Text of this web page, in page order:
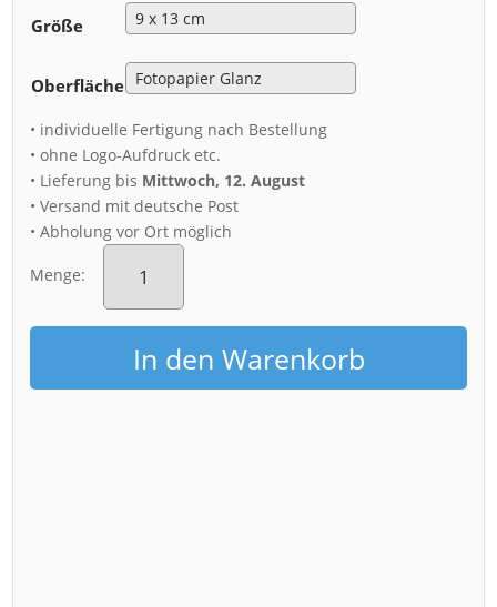
Größe
Oberfläche
• individuelle Fertigung nach Bestellung
• ohne Logo-Aufdruck etc.
• Lieferung bis Mittwoch, 12. August
• Versand mit deutsche Post
• Abholung vor Ort möglich
Menge:
Fotoabzug
(00643)
am
Lilienstein
MengeIn den Warenkorb